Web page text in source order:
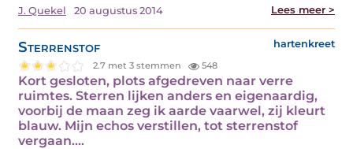
J. Quekel 20 augustus 2014 Lees meer >
Sterrenstof hartenkreet
2.7 met 3 stemmen 548
Kort gesloten, plots afgedreven naar verre
ruimtes. Sterren lijken anders en eigenaardig,
voorbij de maan zeg ik aarde vaarwel, zij kleurt
blauw. Mijn echos verstillen, tot sterrenstof
vergaan.…